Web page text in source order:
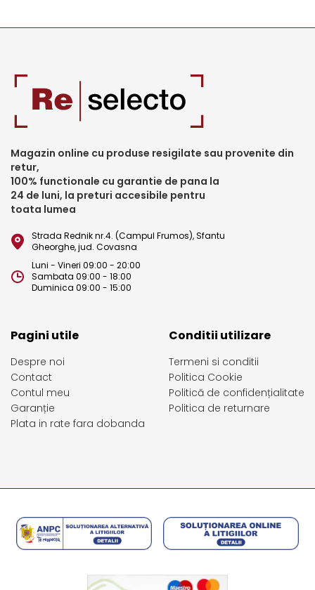
Magazin online cu produse resigilate sau provenite din
retur,
100% functionale cu garantie de pana la
24 de luni, la preturi accesibile pentru
toata lumea
Strada Rednik nr.4. (Campul Frumos), Sfantu
Gheorghe, jud. Covasna
Luni - Vineri 09:00 - 20:00
Sambata 09:00 - 18:00
Duminica 09:00 - 15:00
Pagini utile
Despre noi
Contact
Contul meu
Garanție
Plata in rate fara dobanda
Conditii utilizare
Termeni si conditii
Politica Cookie
Politică de confidențialitate
Politica de returnare